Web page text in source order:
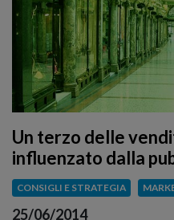
Un terzo delle
influenzato dalla
CONSIGLI E STRATEGIA
25/06/2014